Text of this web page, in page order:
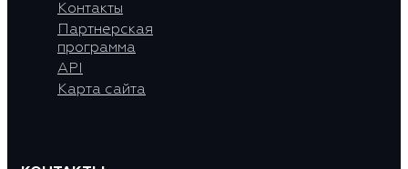
Контакты
Партнерская
программа
API
Карта сайта